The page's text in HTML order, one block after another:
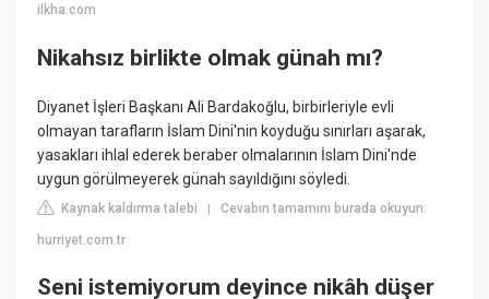
ilkha.com
Nikahsız birlikte olmak günah mı?
Diyanet İşleri Başkanı Ali Bardakoğlu, birbirleriyle evli
olmayan tarafların İslam Dini'nin koyduğu sınırları aşarak,
yasakları ihlal ederek beraber olmalarının İslam Dini'nde
uygun görülmeyerek günah sayıldığını söyledi.
Kaynak kaldırma talebi |Cevabın tamamını burada okuyun:
hurriyet.com.tr
Seni istemiyorum deyince nikâh düşer